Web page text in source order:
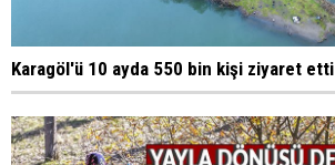
Karagöl'ü 10 ayda 550 bin kişi ziyaret etti